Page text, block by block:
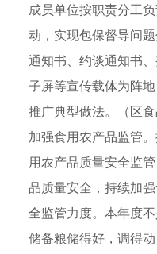
成员单位按职责分工
动，实现包保督导问
通知书、约谈通知书
子屏等宣传载体为阵
推广典型做法。（区
加强食用农产品监管
用农产品质量安全监
品质量安全，持续加
全监管力度。本年度
储备粮储得好，调得